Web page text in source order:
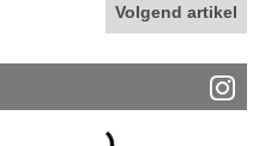
Volgend artikel